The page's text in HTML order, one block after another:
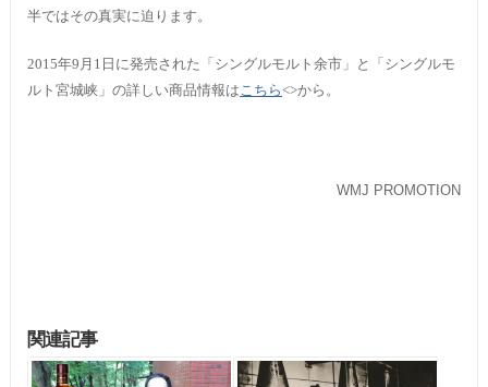
半ではその真実に迫ります。
2015年9月1日に発売された「シングルモルト余市」と「シングルモ
ルト宮城峡」の詳しい商品情報は こちら<>から。
WMJ PROMOTION
関連記事